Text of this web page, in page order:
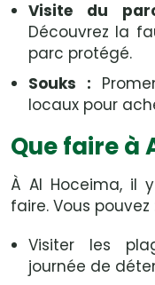
Visite du
Découvrez la
parc protégé.
Souks :
locaux pour
Que faire à
À Al Hoceima, il
faire. Vous pouvez
Visiter les
journée de